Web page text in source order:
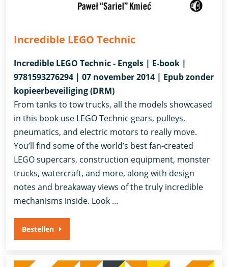
Incredible LEGO Technic
Incredible LEGO Technic - Engels | E-book |
9781593276294 | 07 november 2014 | Epub zonder
kopieerbeveiliging (DRM)
From tanks to tow trucks, all the models showcased
in this book use LEGO Technic gears, pulleys,
pneumatics, and electric motors to really move.
You’ll find some of the world’s best fan-created
LEGO supercars, construction equipment, monster
trucks, watercraft, and more, along with design
notes and breakaway views of the truly incredible
mechanisms inside. Look …
Bestellen